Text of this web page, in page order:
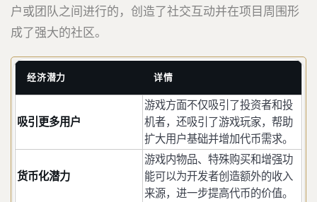
户或团队之间进行的，创造了社交互动并在项目周围形
成了强大的社区。
经济潜力 详情
吸引更多用户
游戏方面不仅吸引了投资者和投
机者，还吸引了游戏玩家，帮助
扩大用户基础并增加代币需求。
货币化潜力
游戏内物品、特殊购买和增强功
能可以为开发者创造额外的收入
来源，进一步提高代币的价值。